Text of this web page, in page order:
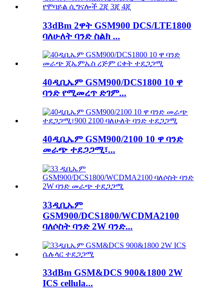
33dBm 2ዋት GSM900 DCS/LTE1800
ባለሁለት ባንድ ስልክ ...
40ዲቢኤም GSM900/DCS1800 10 ዋ
ባንድ የሚመረጥ ድገም...
40ዲቢኤም GSM900/2100 10 ዋ ባንድ
መራጭ ተደጋጋሚ፣...
33ዲቢኤም
GSM900/DCS1800/WCDMA2100
ባለሶስት ባንድ 2W ባንድ...
33dBm GSM&DCS 900&1800 2W
ICS cellula...